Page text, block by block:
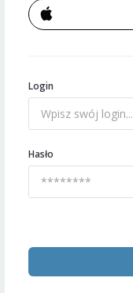
Login
Hasło